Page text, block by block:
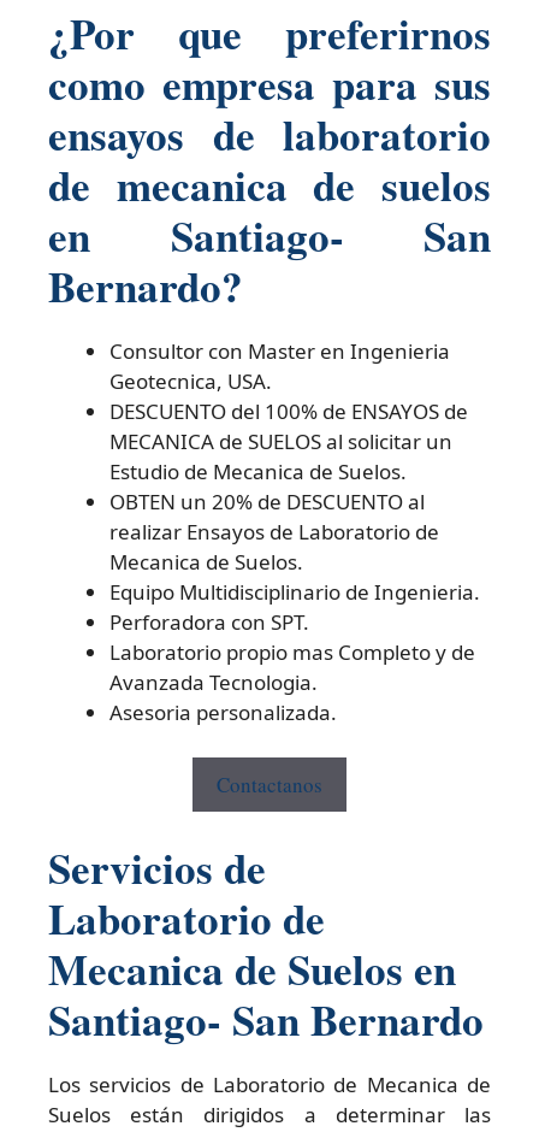
¿Por que preferirnos
como empresa para sus
ensayos de laboratorio
de mecanica de suelos
en Santiago- San
Bernardo?
Consultor con Master en Ingenieria
Geotecnica, USA.
DESCUENTO del 100% de ENSAYOS de
MECANICA de SUELOS al solicitar un
Estudio de Mecanica de Suelos.
OBTEN un 20% de DESCUENTO al
realizar Ensayos de Laboratorio de
Mecanica de Suelos.
Equipo Multidisciplinario de Ingenieria.
Perforadora con SPT.
Laboratorio propio mas Completo y de
Avanzada Tecnologia.
Asesoria personalizada.
Contactanos
Servicios de
Laboratorio de
Mecanica de Suelos en
Santiago- San Bernardo
Los servicios de Laboratorio de Mecanica de
Suelos están dirigidos a determinar las